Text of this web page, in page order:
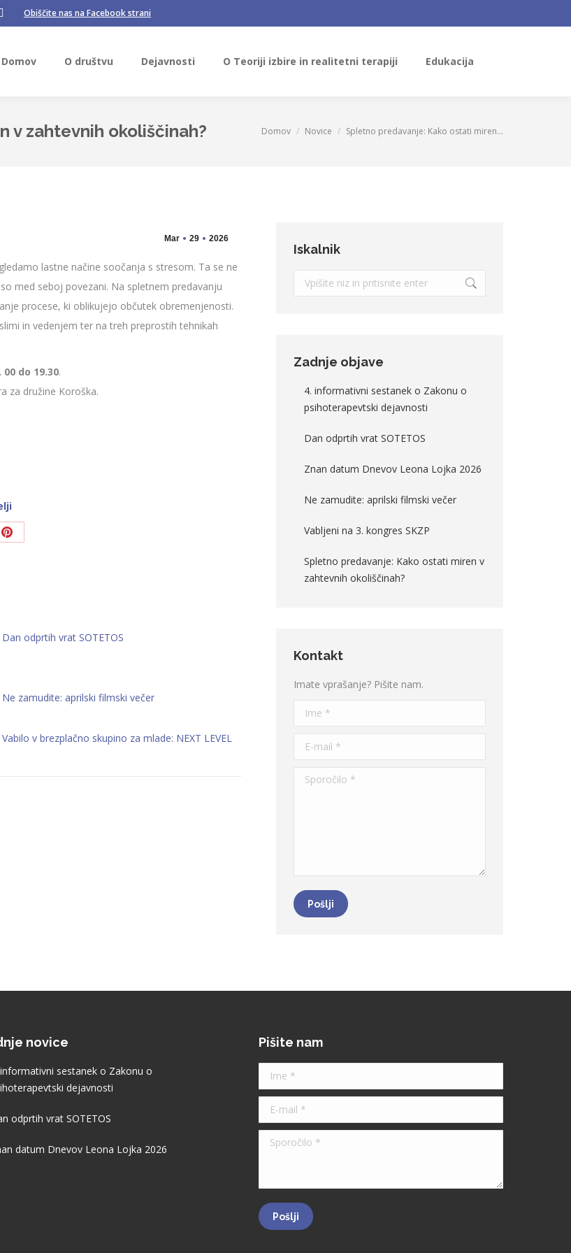
Facebook
opens
Obiščite nas na Facebook strani
Domov O društvu Dejavnosti O Teoriji izbire in realitetni terapiji Edukacija
v zahtevnih okoliščinah? You are here:
Domov Novice Spletno predavanje: Kako ostati miren…
Mar 29 2026
lastne načine soočanja s stresom. Ta se ne
med seboj povezani. Na spletnem predavanju
procese, ki oblikujejo občutek obremenjenosti.
in vedenjem ter na treh preprostih tehnikah
00 do 19.30.
za družine Koroška.
Share
Dan odprtih vrat SOTETOS
Ne zamudite: aprilski filmski večer
Vabilo v brezplačno skupino za mlade: NEXT LEVEL
Iskalnik
Search:
Zadnje objave
4. informativni sestanek o Zakonu o
psihoterapevtski dejavnosti
Dan odprtih vrat SOTETOS
Znan datum Dnevov Leona Lojka 2026
Ne zamudite: aprilski filmski večer
Vabljeni na 3. kongres SKZP
Spletno predavanje: Kako ostati miren v
zahtevnih okoliščinah?
Kontakt
Imate vprašanje? Pišite nam.
Ime *
E-mail *
Sporočilo *
Pošlji
novice
sestanek o Zakonu o
dejavnosti
odprtih vrat SOTETOS
datum Dnevov Leona Lojka 2026
Pišite nam
Ime *
E-mail *
Sporočilo *
Pošlji
Domov O društvu Dejavnosti
Search: